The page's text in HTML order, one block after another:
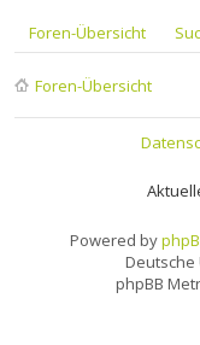
Foren-Übersicht
Foren-Übersicht
Powered by
Deutsche
phpBB